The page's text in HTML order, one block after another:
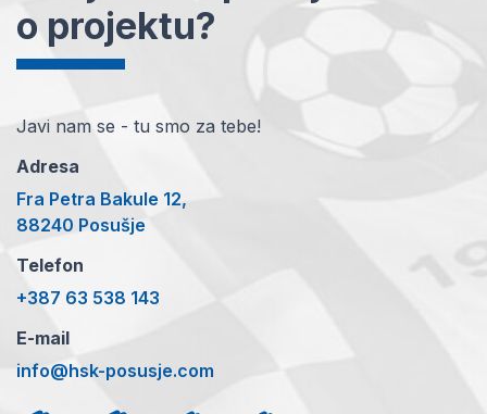
o projektu?
Javi nam se - tu smo za tebe!
Adresa
Fra Petra Bakule 12,
88240 Posušje
Telefon
+387 63 538 143
E-mail
info@hsk-posusje.com